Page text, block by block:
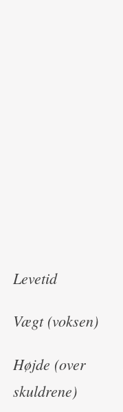
Levetid
Vægt (voksen)
Højde (over
skuldrene)